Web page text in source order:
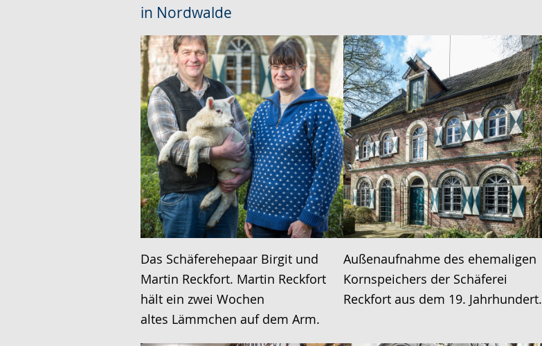
in Nordwalde
Das Schäferehepaar Birgit und
Martin Reckfort. Martin Reckfort
hält ein zwei Wochen
altes Lämmchen auf dem Arm.
Außenaufnahme des ehemaligen
Kornspeichers der Schäferei
Reckfort aus dem 19. Jahrhundert.